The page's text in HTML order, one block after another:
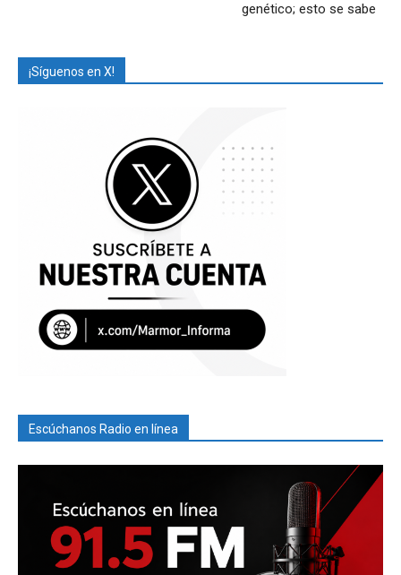
genético; esto se sabe
¡Síguenos en X!
Escúchanos Radio en línea